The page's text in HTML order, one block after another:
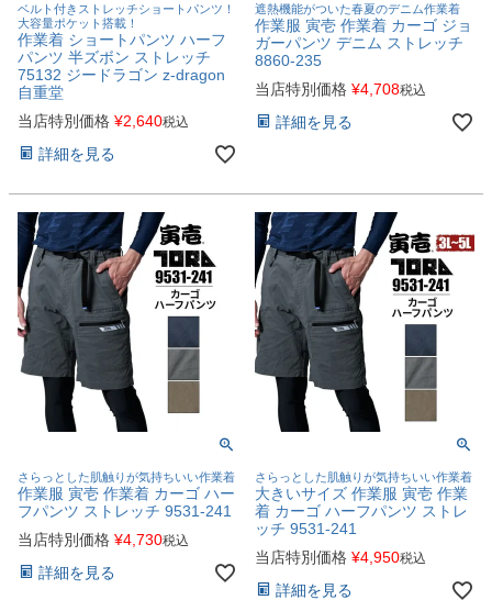
ベルト付きストレッチショートパンツ！
大容量ポケット搭載！
作業着 ショートパンツ ハーフ
パンツ 半ズボン ストレッチ
75132 ジードラゴン z-dragon
自重堂
当店特別価格 ¥2,640税込
詳細を見る
遮熱機能がついた春夏のデニム作業着
作業服 寅壱 作業着 カーゴ ジョ
ガーパンツ デニム ストレッチ
8860-235
当店特別価格 ¥4,708税込
詳細を見る
さらっとした肌触りが気持ちいい作業着
作業服 寅壱 作業着 カーゴ ハー
フパンツ ストレッチ 9531-241
当店特別価格 ¥4,730税込
詳細を見る
さらっとした肌触りが気持ちいい作業着
大きいサイズ 作業服 寅壱 作業
着 カーゴ ハーフパンツ ストレ
ッチ 9531-241
当店特別価格 ¥4,950税込
詳細を見る